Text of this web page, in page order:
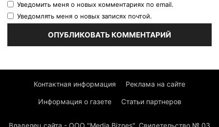
Уведомить меня о новых комментариях по email.
Уведомлять меня о новых записях почтой.
Контактная информация Реклама на сайте
Информация о газете Статьи партнеров